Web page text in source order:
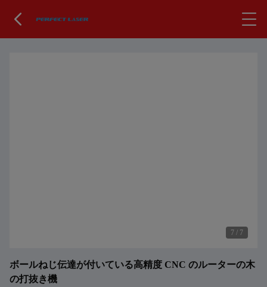
7 / 7
ボールねじ伝達が付いている高精度 CNC のルーターの木
の打抜き機